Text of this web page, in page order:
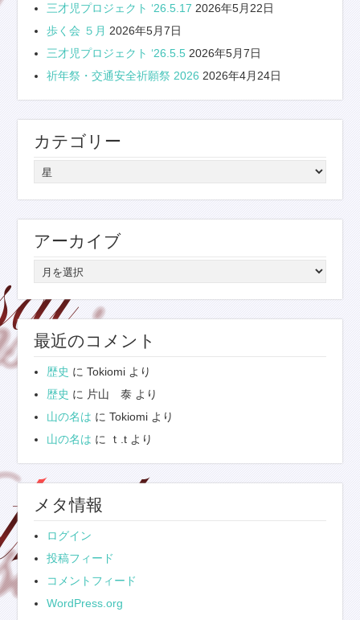
三才児プロジェクト ‘26.5.17 2026年5月22日
歩く会 ５月 2026年5月7日
三才児プロジェクト ‘26.5.5 2026年5月7日
祈年祭・交通安全祈願祭 2026 2026年4月24日
カテゴリー
カ
テ
ゴ
リ
ー
アーカイブ
ア
ー
カ
イ
ブ
最近のコメント
歴史 にTokiomi より
歴史 に 片山 泰 より
山の名は にTokiomi より
山の名は に ｔ.t より
メタ情報
ログイン
投稿フィード
コメントフィード
WordPress.org